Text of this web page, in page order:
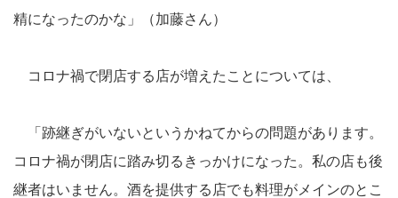
精になったのかな」（加藤さん）
コロナ禍で閉店する店が増えたことについては、
「跡継ぎがいないというかねてからの問題があります。
コロナ禍が閉店に踏み切るきっかけになった。私の店も後
継者はいません。酒を提供する店でも料理がメインのとこ